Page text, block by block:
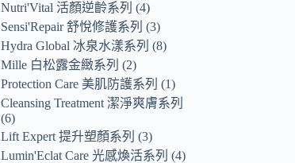
Nutri'Vital 活顏逆齡系列
4
Sensi'Repair 舒悅修護系列
3
Hydra Global 冰泉水漾系列
8
Mille 白松露金緻系列
2
Protection Care 美肌防護系列
1
Cleansing Treatment 潔淨爽膚系列
6
Lift Expert 提升塑顏系列
3
Lumin'Eclat Care 光感煥活系列
4